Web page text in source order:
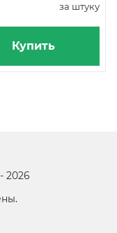
за штуку
Купить
2026